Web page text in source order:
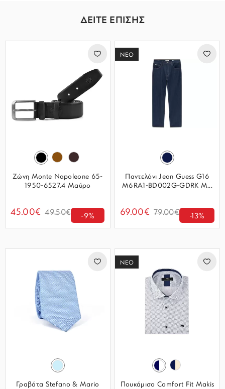
ΔΕΙΤΕ ΕΠΙΣΗΣ
Ζώνη Monte Napoleone 65-
1950-6527.4 Μαύρο
45.00€ 49.50€ -9%
ΝΕΟ
Παντελόνι Jean Guess G16
M6RA1-BD002G-GDRK Μ...
69.00€ 79.00€ -13%
Γραβάτα Stefano & Mario
ΝΕΟ
Πουκάμισο Comfort Fit Makis